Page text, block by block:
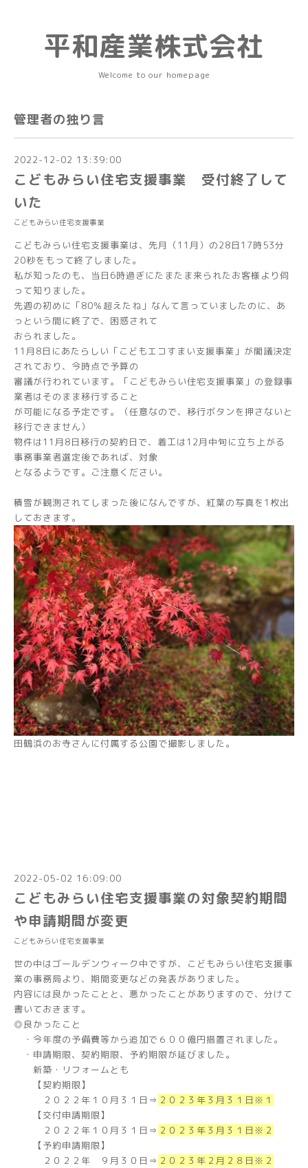
平和産業株式会社
Welcome to our homepage
管理者の独り言
2022-12-02 13:39:00
こどもみらい住宅支援事業 受付終了して
いた
こどもみらい住宅支援事業
こどもみらい住宅支援事業は、先月（11月）の28日17時53分
20秒をもって終了しました。
私が知ったのも、当日6時過ぎにたまたま来られたお客様より伺
って知りました。
先週の初めに「80％超えたね」なんて言っていましたのに、あ
っという間に終了で、困惑されて
おられました。
11月8日にあたらしい「こどもエコすまい支援事業」が閣議決定
されており、今時点で予算の
審議が行われています。「こどもみらい住宅支援事業」の登録事
業者はそのまま移行すること
が可能になる予定です。（任意なので、移行ボタンを押さないと
移行できません）
物件は11月8日移行の契約日で、着工は12月中旬に立ち上がる
事務事業者選定後であれば、対象
となるようです。ご注意ください。
積雪が観測されてしまった後になんですが、紅葉の写真を1枚出
しておきます。
田鶴浜のお寺さんに付属する公園で撮影しました。
2022-05-02 16:09:00
こどもみらい住宅支援事業の対象契約期間
や申請期間が変更
こどもみらい住宅支援事業
世の中はゴールデンウィーク中ですが、こどもみらい住宅支援事
業の事務局より、期間変更などの発表がありました。
内容には良かったことと、悪かったことがありますので、分けて
書いておきます。
◎良かったこと
・今年度の予備費等から追加で６００億円措置されました。
・申請期限、契約期限、予約期限が延びました。
新築・リフォームとも
【契約期限】
２０２２年１０月３１日⇒ ２０２３年３月３１日※１
【交付申請期限】
２０２２年１０月３１日⇒ ２０２３年３月３１日※２
【予約申請期限】
２０２２年 ９月３０日⇒ ２０２３年２月２８日※２